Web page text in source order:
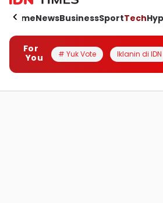
HomeNewsBusinessSportTech
For
You
# Yuk Vote Iklanin di IDN